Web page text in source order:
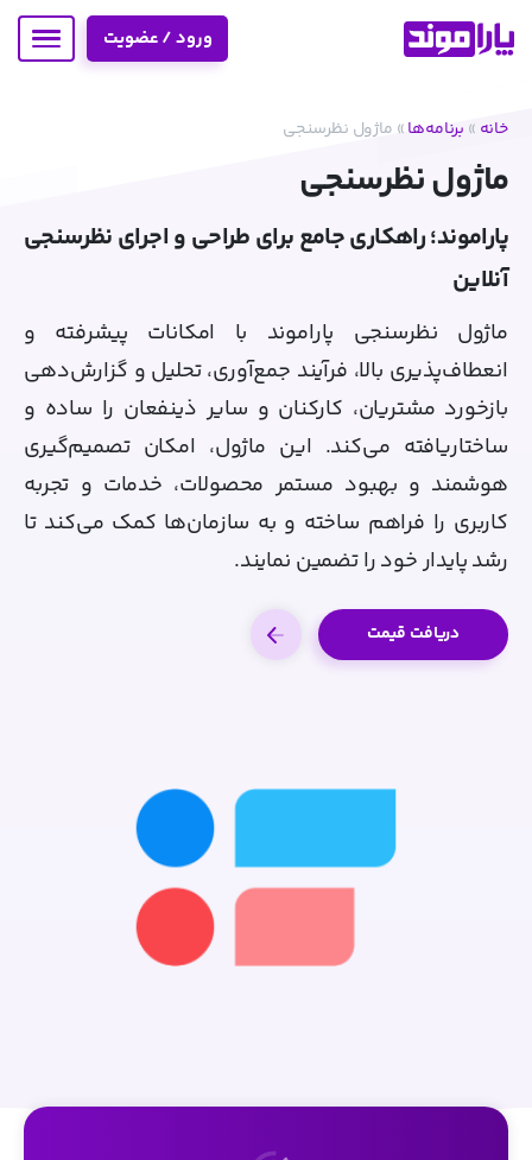
ورود / عضویت
خانه » برنامه‌ها» ماژول نظرسنجی
ماژول نظرسنجی
پاراموند؛ راهکاری جامع برای طراحی و اجرای نظرسنجی
آنلاین
ماژول نظرسنجی پاراموند با امکانات پیشرفته و
انعطاف‌پذیری بالا، فرآیند جمع‌آوری، تحلیل و گزارش‌دهی
بازخورد مشتریان، کارکنان و سایر ذینفعان را ساده و
ساختاریافته می‌کند. این ماژول، امکان تصمیم‌گیری
هوشمند و بهبود مستمر محصولات، خدمات و تجربه
کاربری را فراهم ساخته و به سازمان‌ها کمک می‌کند تا
رشد پایدار خود را تضمین نمایند.
دریافت قیمت